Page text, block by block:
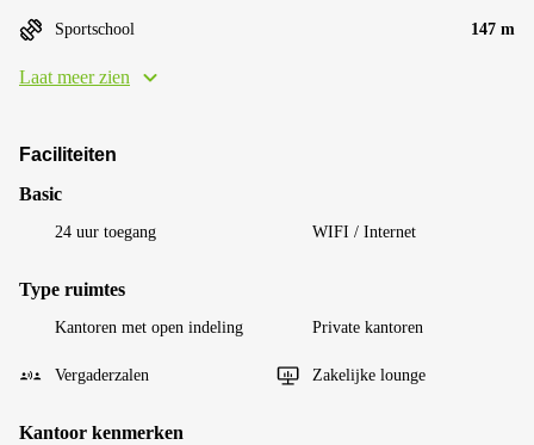
Sportschool 147 m
Laat meer zien
Faciliteiten
Basic
24 uur toegang WIFI / Internet
Type ruimtes
Kantoren met open indeling Private kantoren
Vergaderzalen Zakelijke lounge
Kantoor kenmerken